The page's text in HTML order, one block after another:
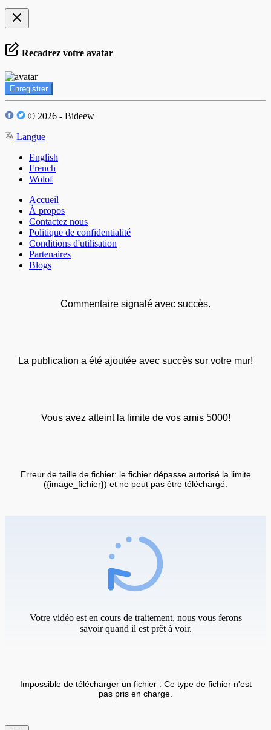
Recadrez votre avatar
Enregistrer
© 2026 - Bideew
Langue
English
French
Wolof
Accueil
À propos
Contactez nous
Politique de confidentialité
Conditions d'utilisation
Partenaires
Blogs
Commentaire signalé avec succès.
La publication a été ajoutée avec succès sur votre mur!
Vous avez atteint la limite de vos amis 5000!
Erreur de taille de fichier: le fichier dépasse autorisé la limite
({image_fichier}) et ne peut pas être téléchargé.
Votre vidéo est en cours de traitement, nous vous ferons
savoir quand il est prêt à voir.
Impossible de télécharger un fichier : Ce type de fichier n'est
pas pris en charge.